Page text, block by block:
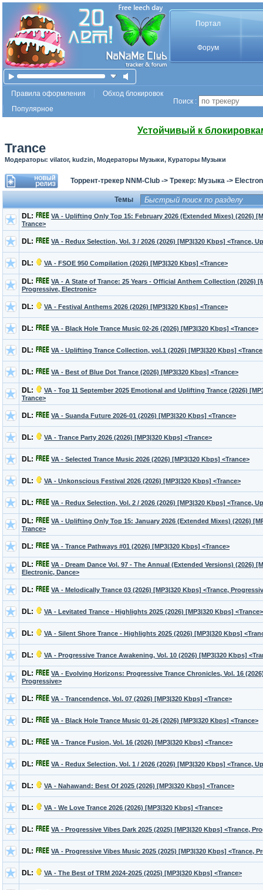
Портал
Форум
Правила оформления
Обход блокировок
Популярное
Поиск :
Устойчивый к
Trance
Модераторы: vilator, kudzin, Модераторы Музыки, Кураторы Музыки
Торрент-трекер NNM-Club -> Трекер: Музыка ->
Темы
DL:
VA - Uplifting Only Top 15: February 2026 (Extended Mixes) (2026)
Trance>
DL: VA - Redux Selection, Vol. 3 / 2026 (2026) [MP3|320 Kbps] <Trance,
DL: VA - FSOE 950 Compilation (2026) [MP3|320 Kbps] <Trance>
DL:
VA - A State of Trance: 25 Years - Official Anthem Collection (2026)
Progressive, Electronic>
DL: VA - Festival Anthems 2026 (2026) [MP3|320 Kbps] <Trance>
DL: VA - Black Hole Trance Music 02-26 (2026) [MP3|320 Kbps] <Trance>
DL: VA - Uplifting Trance Collection, vol.1 (2026) [MP3|320 Kbps]
DL: VA - Best of Blue Dot Trance (2026) [MP3|320 Kbps] <Trance>
DL:
VA - Top 11 September 2025 Emotional and Uplifting Trance (2026)
Trance>
DL: VA - Suanda Future 2026-01 (2026) [MP3|320 Kbps] <Trance>
DL: VA - Trance Party 2026 (2026) [MP3|320 Kbps] <Trance>
DL: VA - Selected Trance Music 2026 (2026) [MP3|320 Kbps] <Trance>
DL: VA - Unkonscious Festival 2026 (2026) [MP3|320 Kbps] <Trance>
DL: VA - Redux Selection, Vol. 2 / 2026 (2026) [MP3|320 Kbps] <Trance,
DL:
VA - Uplifting Only Top 15: January 2026 (Extended Mixes) (2026)
Trance>
DL: VA - Trance Pathways #01 (2026) [MP3|320 Kbps] <Trance>
DL:
VA - Dream Dance Vol. 97 - The Annual (Extended Versions) (2026)
Electronic, Dance>
DL: VA - Melodically Trance 03 (2026) [MP3|320 Kbps] <Trance,
DL: VA - Levitated Trance - Highlights 2025 (2026) [MP3|320 Kbps] <Trance>
DL: VA - Silent Shore Trance - Highlights 2025 (2026) [MP3|320 Kbps]
DL: VA - Progressive Trance Awakening, Vol. 10 (2026) [MP3|320 Kbps]
DL:
VA - Evolving Horizons: Progressive Trance Chronicles, Vol. 16
Progressive>
DL: VA - Trancendence, Vol. 07 (2026) [MP3|320 Kbps] <Trance>
DL: VA - Black Hole Trance Music 01-26 (2026) [MP3|320 Kbps] <Trance>
DL: VA - Trance Fusion, Vol. 16 (2026) [MP3|320 Kbps] <Trance>
DL: VA - Redux Selection, Vol. 1 / 2026 (2026) [MP3|320 Kbps] <Trance,
DL: VA - Nahawand: Best Of 2025 (2026) [MP3|320 Kbps] <Trance>
DL: VA - We Love Trance 2026 (2026) [MP3|320 Kbps] <Trance>
DL: VA - Progressive Vibes Dark 2025 (2025) [MP3|320 Kbps] <Trance,
DL: VA - Progressive Vibes Music 2025 (2025) [MP3|320 Kbps] <Trance,
DL: VA - The Best of TRM 2024-2025 (2025) [MP3|320 Kbps] <Trance>